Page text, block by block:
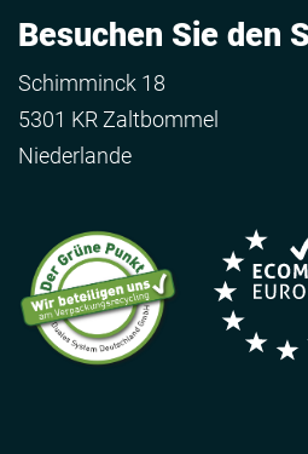
Besuchen Sie den
Schimminck 18
5301 KR Zaltbommel
Niederlande